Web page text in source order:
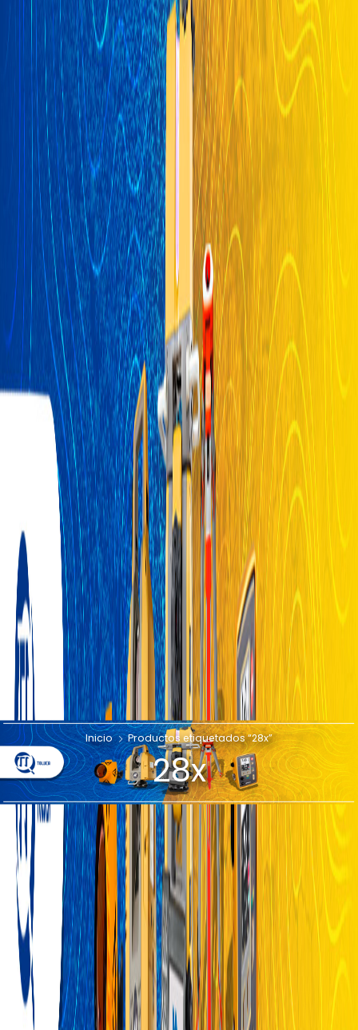
Inicio Productos etiquetados “28x”
28x